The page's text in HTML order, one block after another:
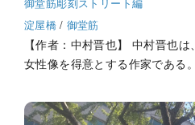
淀屋橋 / 御堂筋
【作者：中村晋也】 中村晋也
女性像を得意とする作家である